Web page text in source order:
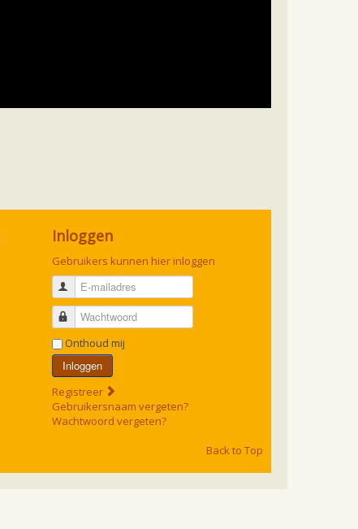
Inloggen
Gebruikers kunnen hier inloggen
E-mailadres
Wachtwoord
Onthoud mij
Inloggen
Registreer
Gebruikersnaam vergeten?
Wachtwoord vergeten?
Back to Top